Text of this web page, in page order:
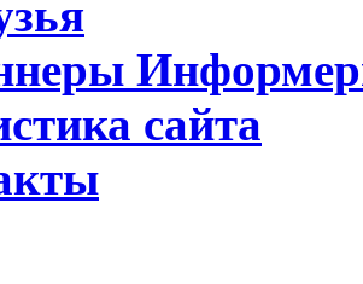
сайта